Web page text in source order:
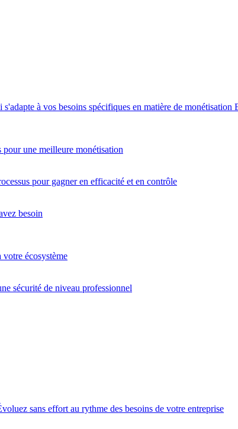
à vos besoins spécifiques en matière de monétisation
pour une meilleure monétisation
pour gagner en efficacité et en contrôle
besoin
votre écosystème
sécurité de niveau professionnel
sans effort au rythme des besoins de votre entreprise